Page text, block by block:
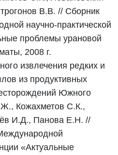
В.В. // Сборник
научно-практической
проблемы урановой
2008 г.
извлечения редких и
из продуктивных
Южного
Кожахметов С.К.,
И.Д., Панова Е.Н. //
«Актуальные